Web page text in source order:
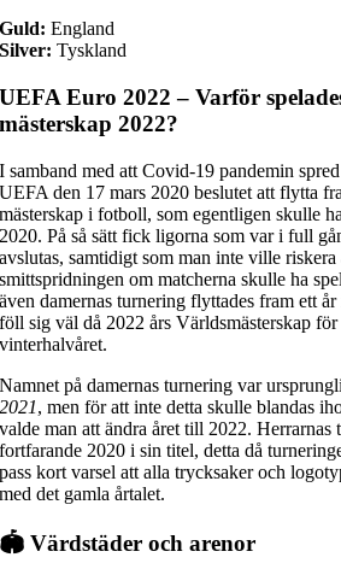
Guld: England
Silver: Tyskland
UEFA Euro 2022 – Varför
mästerskap 2022?
I samband med att Covid-19 pandemin
UEFA den 17 mars 2020 beslutet att flytta
mästerskap i fotboll, som egentligen skulle
2020. På så sätt fick ligorna som var i full
avslutas, samtidigt som man inte ville riskera
smittspridningen om matcherna skulle ha
även damernas turnering flyttades fram ett
föll sig väl då 2022 års Världsmästerskap för
vinterhalvåret.
Namnet på damernas turnering var
2021, men för att inte detta skulle blandas
valde man att ändra året till 2022.
fortfarande 2020 i sin titel, detta då
pass kort varsel att alla trycksaker och
med det gamla årtalet.
🏟 Värdstäder och arenor